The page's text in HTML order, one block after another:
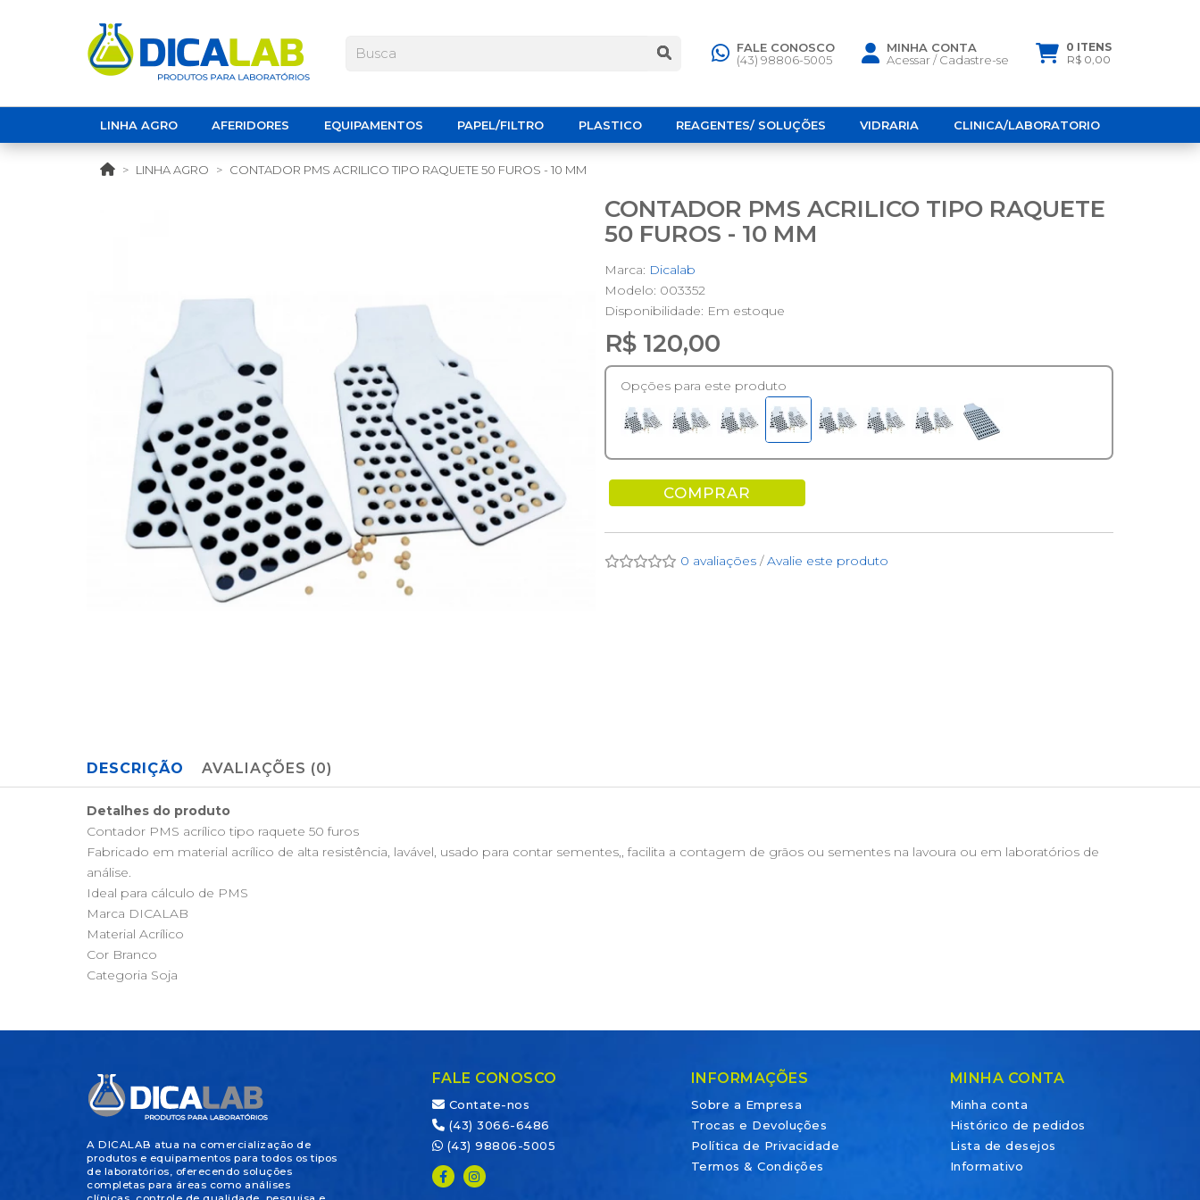
FALE CONOSCO
(43) 98806-5005
MINHA CONTA
Acessar/Cadastre-se
0 ITENS
R$ 0,00
LINHA AGRO AFERIDORES EQUIPAMENTOS PAPEL/FILTRO PLASTICO REAGENTES/ SOLUÇÕES VIDRARIA CLINICA/LABORATORIO
LINHA AGRO CONTADOR PMS ACRILICO TIPO RAQUETE 50 FUROS - 10 MM
CONTADOR PMS ACRILICO TIPO RAQUETE
50 FUROS - 10 MM
Marca: Dicalab
Modelo: 003352
Disponibilidade: Em estoque
R$ 120,00
Opções para este produto
COMPRAR
0 avaliações /Avalie este produto
DESCRIÇÃO AVALIAÇÕES (0)
Detalhes do produto
Contador PMS acrílico tipo raquete 50 furos
Fabricado em material acrílico de alta resistência, lavável, usado para contar sementes,, facilita a contagem de grãos ou sementes na lavoura ou em laboratórios de
análise.
Ideal para cálculo de PMS
Marca DICALAB
Material Acrílico
Cor Branco
Categoria Soja
A DICALAB atua na comercialização de
produtos e equipamentos para todos os tipos
de laboratórios, oferecendo soluções
completas para áreas como análises
FALE CONOSCO
Contate-nos
(43) 3066-6486
(43) 98806-5005
INFORMAÇÕES
Sobre a Empresa
Trocas e Devoluções
Política de Privacidade
Termos & Condições
MINHA CONTA
Minha conta
Histórico de pedidos
Lista de desejos
Informativo